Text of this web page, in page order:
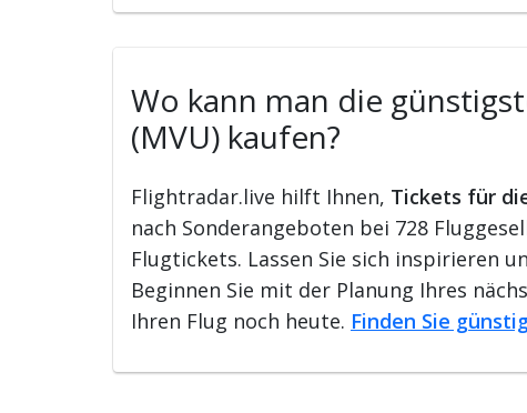
Wo kann man die
(MVU) kaufen?
Flightradar.live hilft Ihnen, Tickets für
nach Sonderangeboten bei 728
Flugtickets. Lassen Sie sich inspirieren
Beginnen Sie mit der Planung Ihres
Ihren Flug noch heute. Finden Sie